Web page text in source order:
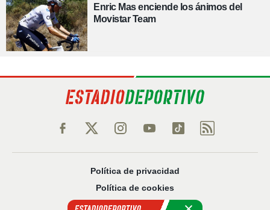
Enric Mas enciende los ánimos del
Movistar Team
Política de privacidad
Política de cookies
Política Comercial